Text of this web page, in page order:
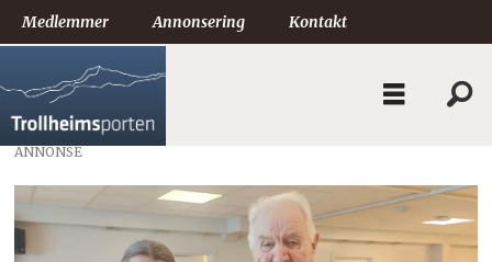
Medlemmer Annonsering Kontakt
ANNONSE